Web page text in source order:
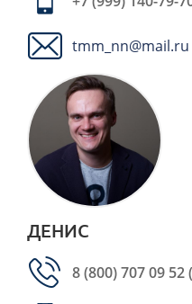
tmm_nn@mail.ru
ДЕНИС
8 (800) 707 09 52